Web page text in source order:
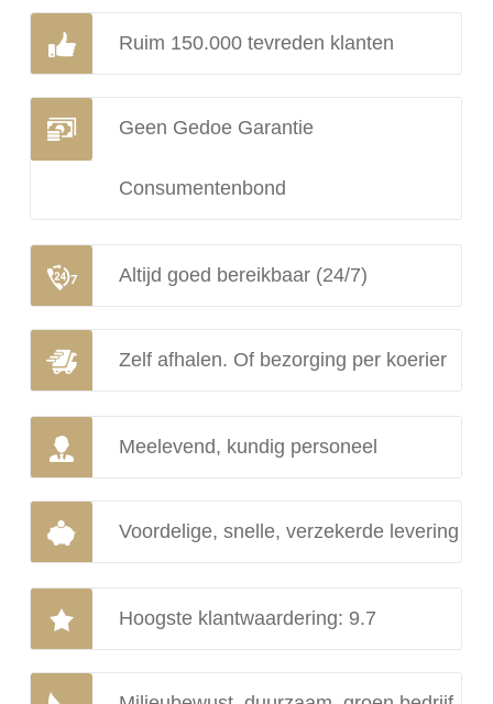
Ruim 150.000 tevreden klanten
Geen Gedoe Garantie
Consumentenbond
Altijd goed bereikbaar (24/7)
Zelf afhalen. Of bezorging per koerier
Meelevend, kundig personeel
Voordelige, snelle, verzekerde levering
Hoogste klantwaardering: 9.7